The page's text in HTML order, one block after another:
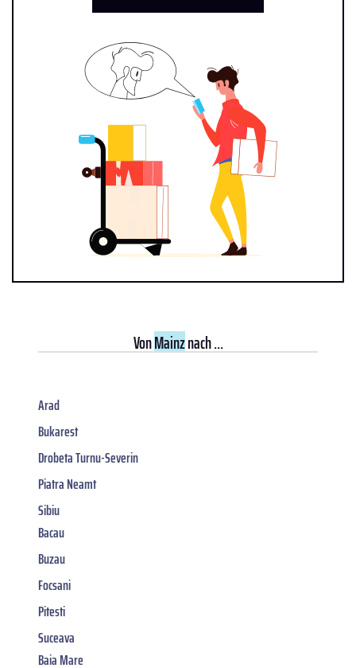
VonMainznach ...
Arad
Bukarest
Drobeta Turnu-Severin
Piatra Neamt
Sibiu
Bacau
Buzau
Focsani
Pitesti
Suceava
Baia Mare